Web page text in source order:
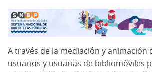
A través de la mediación y animación
usuarios y usuarias de bibliomóviles